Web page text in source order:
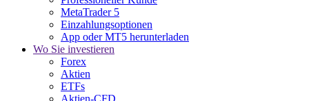
MetaTrader 5
Einzahlungsoptionen
App oder MT5 herunterladen
Wo Sie investieren
Forex
Aktien
ETFs
Aktien-CFD